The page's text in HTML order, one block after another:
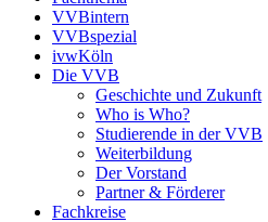
VVBintern
VVBspezial
ivwKöln
Die VVB
Geschichte und Zukunft
Who is Who?
Studierende in der VVB
Weiterbildung
Der Vorstand
Partner & Förderer
Fachkreise